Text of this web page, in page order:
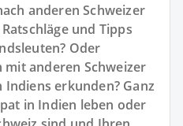
anderen Schweizer
und Tipps
Oder
mit anderen Schweizer
erkunden? Ganz
in Indien leben oder